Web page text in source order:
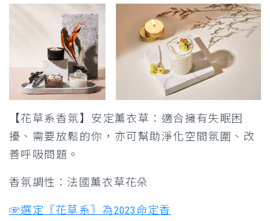
【花草系香氛】安定薰衣草：適合擁有失眠困
擾、需要放鬆的你，亦可幫助淨化空間氛圍、改
善呼吸問題。
香氛調性：法國薰衣草花朵
☞選定〖花草系〗為2023命定香